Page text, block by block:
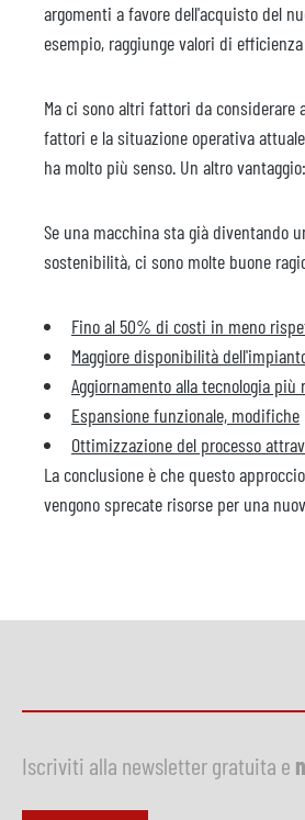
argomenti a favore dell'acquisto del
esempio, raggiunge valori di
Ma ci sono altri fattori da considerare
fattori e la situazione operativa
ha molto più senso. Un altro
Se una macchina sta già diventando
sostenibilità, ci sono molte buone
Fino al 50% di costi in meno
Maggiore disponibilità
Aggiornamento alla tecnologia
Espansione funzionale, modifiche
Ottimizzazione del processo
La conclusione è che questo
vengono sprecate risorse per una
Iscriviti alla newsletter gratuita e